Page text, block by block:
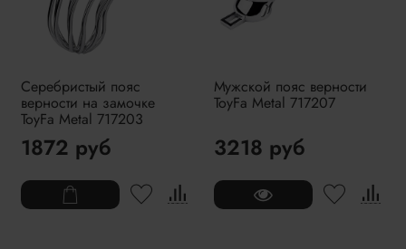
Серебристый пояс
верности на замочке
ToyFa Metal 717203
1872 руб
Мужской пояс верности
ToyFa Metal 717207
3218 руб